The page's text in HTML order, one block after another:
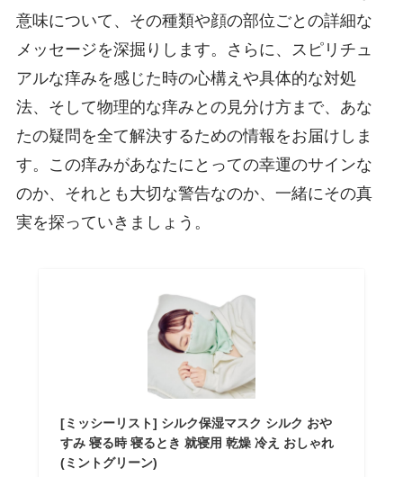
意味について、その種類や顔の部位ごとの詳細な
メッセージを深掘りします。さらに、スピリチュ
アルな痒みを感じた時の心構えや具体的な対処
法、そして物理的な痒みとの見分け方まで、あな
たの疑問を全て解決するための情報をお届けしま
す。この痒みがあなたにとっての幸運のサインな
のか、それとも大切な警告なのか、一緒にその真
実を探っていきましょう。
[ミッシーリスト] シルク保湿マスク シルク おや
すみ 寝る時 寝るとき 就寝用 乾燥 冷え おしゃれ
(ミントグリーン)